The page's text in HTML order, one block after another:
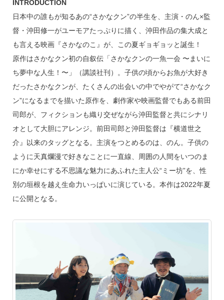
INTRODUCTION
日本中の誰もが知るあの“さかなクン”の半生を、主演・のん×監
督・沖田修一がユーモアたっぷりに描く、沖田作品の集大成と
も言える映画『さかなのこ』が、この夏ギョギョッと誕生！
原作はさかなクン初の自叙伝「さかなクンの一魚一会 〜まいに
ち夢中な人生！〜」（講談社刊）。子供の頃からお魚が大好き
だったさかなクンが、たくさんの出会いの中でやがて“さかなク
ン”になるまでを描いた原作を、劇作家や映画監督でもある前田
司郎が、フィクションも織り交ぜながら沖田監督と共にシナリ
オとして大胆にアレンジ。前田司郎と沖田監督は『横道世之
介』以来のタッグとなる。主演をつとめるのは、のん。子供の
ように天真爛漫で好きなことに一直線、周囲の人間をいつのま
にか幸せにする不思議な魅力にあふれた主人公“ミー坊”を、性
別の垣根を越え生命力いっぱいに演じている。本作は2022年夏
に公開となる。